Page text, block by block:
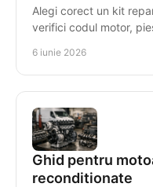
Alegi corect un kit
verifici codul motor,
6 iunie 2026
Ghid pentru
reconditionate